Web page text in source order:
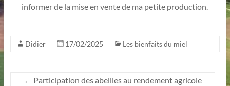
informer de la mise en vente de ma petite production.
Didier 17/02/2025 Les bienfaits du miel
← Participation des abeilles au rendement agricole